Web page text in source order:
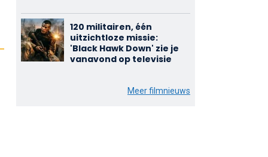
120 militairen, één
uitzichtloze missie:
'Black Hawk Down' zie je
vanavond op televisie
Meer filmnieuws